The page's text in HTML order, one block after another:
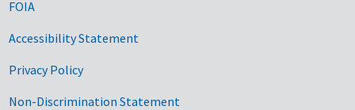
FOIA
Accessibility Statement
Privacy Policy
Non-Discrimination Statement